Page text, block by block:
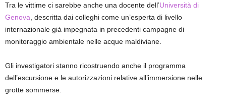
Tra le vittime ci sarebbe anche una docente dell’Università di
Genova , descritta dai colleghi come un’esperta di livello
internazionale già impegnata in precedenti campagne di
monitoraggio ambientale nelle acque maldiviane.
Gli investigatori stanno ricostruendo anche il programma
dell’escursione e le autorizzazioni relative all’immersione nelle
grotte sommerse.